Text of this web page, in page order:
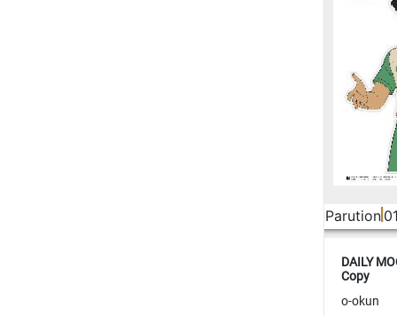
Parution
DAILY
Copy
o-okun